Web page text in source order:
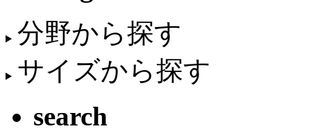
分野から探す
サイズから探す
search